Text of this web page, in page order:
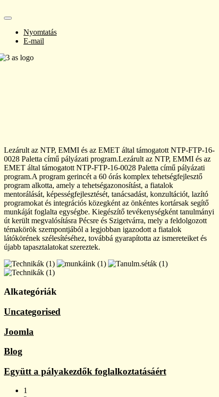
Nyomtatás
E-mail
Lezárult az NTP, EMMI és az EMET által támogatott NTP-FTP-16-
0028 Paletta című pályázati program.Lezárult az NTP, EMMI és az
EMET által támogatott NTP-FTP-16-0028 Paletta című pályázati
program.A program gerincét a 60 órás komplex tehetségfejlesztő
program alkotta, amely a tehetségazonosítást, a fiatalok
mentorálását, képességfejlesztését, tanácsadást, konzultációt, lazító
programokat és integrációs közegként az önkéntes kortársak segítő
munkáját foglalta egységbe. Kiegészítő tevékenységként tanulmányi
út került megvalósításra Pécsre és Szigetvárra, mely a feldolgozott
témakörök szempontjából a legjobban igazodott a fiatalok
látókörének szélesítéséhez, továbbá gyarapította az ismereteiket és
újabb tapasztalatokat szereztek.
Alkategóriák
Uncategorised
Joomla
Blog
Együtt a pályakezdők foglalkoztatásáért
1